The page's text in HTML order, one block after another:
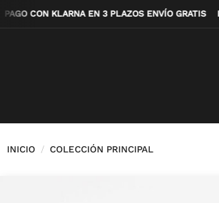
Saltar
al
PAGO CON KLARNA EN 3 PLAZOS ENVÍO GRATIS
INICIO / COLECCIÓN PRINCIPAL